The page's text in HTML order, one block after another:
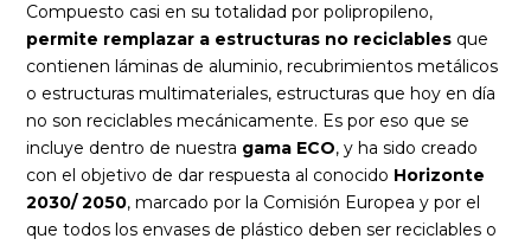
Compuesto casi en su totalidad por polipropileno,
permite remplazar a estructuras no reciclables que
contienen láminas de aluminio, recubrimientos metálicos
o estructuras multimateriales, estructuras que hoy en día
no son reciclables mecánicamente. Es por eso que se
incluye dentro de nuestra gama ECO, y ha sido creado
con el objetivo de dar respuesta al conocido Horizonte
2030/ 2050, marcado por la Comisión Europea y por el
que todos los envases de plástico deben ser reciclables o